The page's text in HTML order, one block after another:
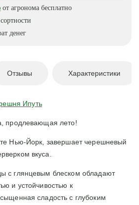
от агронома бесплатно
денег
Отзывы Характеристики
Ипуть
продлевающая лето!
Нью-Йорк, завершает черешневый
вкуса.
с глянцевым блеском обладают
и устойчивостью к
сладость с глубоким